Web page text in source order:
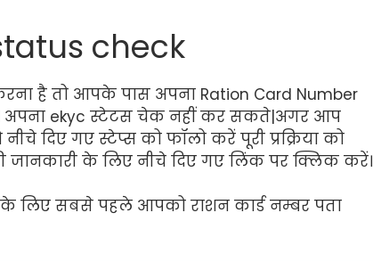
check
है तो आपके पास अपना Ration Card Number
अपना ekyc स्टेटस चेक नहीं कर सकते|अगर आप
दिए गए स्टेप्स को फॉलो करें पूरी प्रक्रिया को
के लिए नीचे दिए गए लिंक पर क्लिक करें।
लिए सबसे पहले आपको राशन कार्ड नम्बर पता